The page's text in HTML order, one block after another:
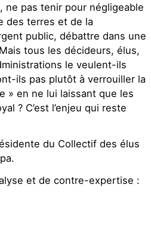
ne pas tenir pour négligeable
des terres et de la
public, débattre dans une
tous les décideurs, élus,
le veulent-ils
ils pas plutôt à verrouiller la
» en ne lui laissant que les
? C’est l’enjeu qui reste
du Collectif des élus
et de contre-expertise :